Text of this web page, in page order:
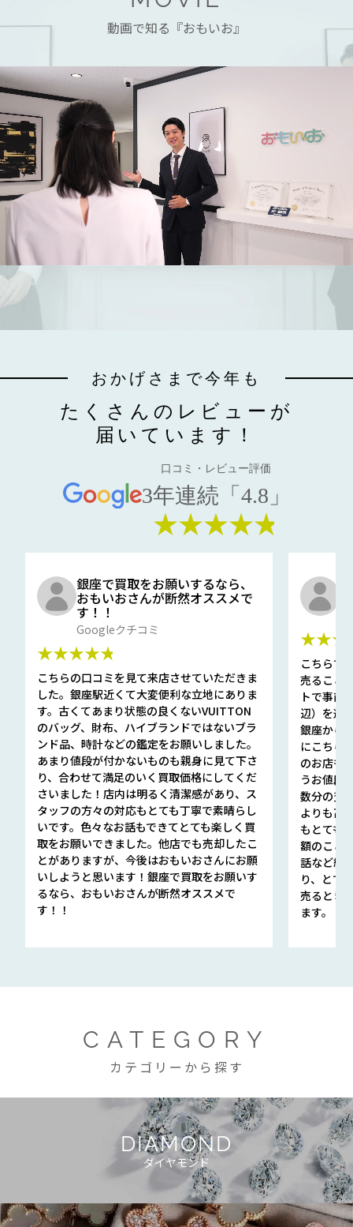
動画で知る『おもいお』
おかげさまで今年も
たくさんのレビューが
届いています！
口コミ・レビュー評価
3年連続「4.8」
★★★★★
銀座で買取をお願いするなら、
おもいおさんが断然オススメで
す！！
Googleクチコミ
★★★★★
こちらの口コミを見て来店させていただきま
した。銀座駅近くて大変便利な立地にありま
す。古くてあまり状態の良くないVUITTON
のバッグ、財布、ハイブランドではないブラ
ンド品、時計などの鑑定をお願いしました。
あまり値段が付かないものも親身に見て下さ
り、合わせて満足のいく買取価格にしてくだ
さいました！店内は明るく清潔感があり、ス
タッフの方々の対応もとても丁寧で素晴らし
いです。色々なお話もできてとても楽しく買
取をお願いできました。他店でも売却したこ
とがありますが、今後はおもいおさんにお願
いしようと思います！銀座で買取をお願いす
るなら、おもいおさんが断然オススメで
す！！
こちらで
売ること
トで事前
辺）を選
銀座から
にこちら
のお店も
うお値段
数分の査
よりも高
もとても
額のこと
話など細
り、とて
売るとき
ます。
CATEGORY
カテゴリーから探す
DIAMOND
ダイヤモンド